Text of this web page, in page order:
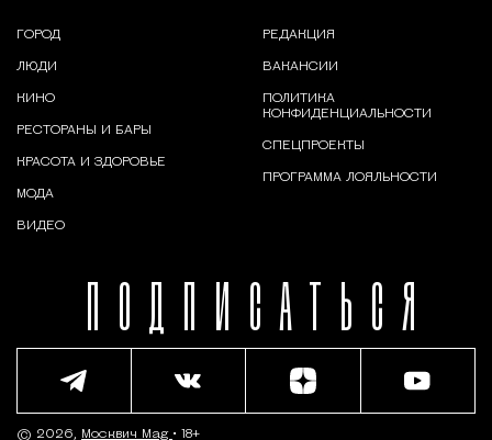
ПОДПИСАТЬСЯ
ГОРОД
ЛЮДИ
КИНО
РЕСТОРАНЫ И БАРЫ
КРАСОТА И ЗДОРОВЬЕ
МОДА
ВИДЕО
РЕДАКЦИЯ
ВАКАНСИИ
ПОЛИТИКА
КОНФИДЕНЦИАЛЬНОСТИ
СПЕЦПРОЕКТЫ
ПРОГРАММА ЛОЯЛЬНОСТИ
© 2026, Москвич Mag • 18+